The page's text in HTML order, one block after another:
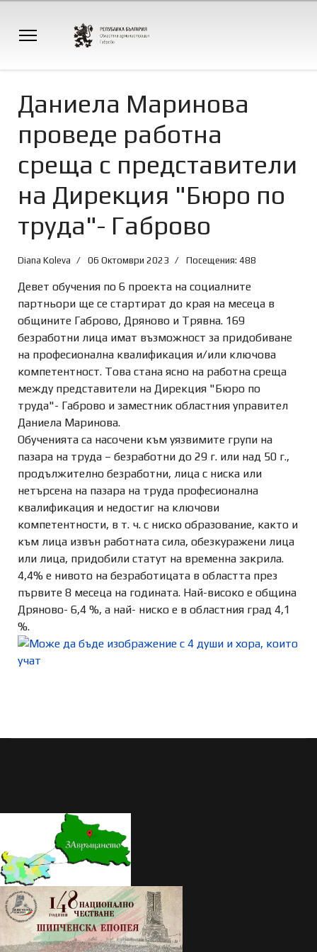
Даниела Маринова
проведе работна
среща с представители
на Дирекция "Бюро по
труда"- Габрово
Diana Koleva 06 Октомври 2023 Посещения: 488
Девет обучения по 6 проекта на социалните
партньори ще се стартират до края на месеца в
общините Габрово, Дряново и Трявна. 169
безработни лица имат възможност за придобиване
на професионална квалификация и/или ключова
компетентност. Това стана ясно на работна среща
между представители на Дирекция "Бюро по
труда"- Габрово и заместник областния управител
Даниела Маринова.
Обученията са насочени към уязвимите групи на
пазара на труда – безработни до 29 г. или над 50 г.,
продължително безработни, лица с ниска или
нетърсена на пазара на труда професионална
квалификация и недостиг на ключови
компетентности, в т. ч. с ниско образование, както и
към лица извън работната сила, обезкуражени лица
или лица, придобили статут на временна закрила.
4,4% е нивото на безработицата в областта през
първите 8 месеца на годината. Най-високо е община
Дряново- 6,4 %, а най- ниско е в областния град 4,1
%.